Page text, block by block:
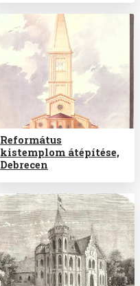
Református
kistemplom átépítése,
Debrecen